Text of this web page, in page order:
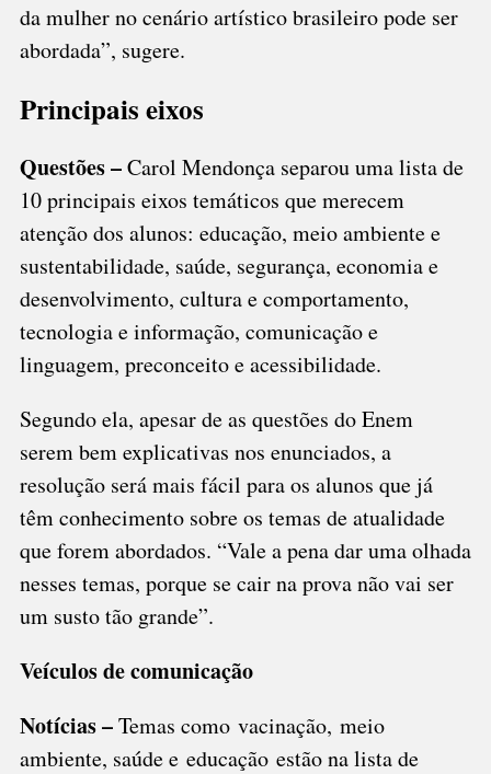
da mulher no cenário artístico brasileiro pode ser
abordada”, sugere.
Principais eixos
Questões –Carol Mendonça separou uma lista de
10 principais eixos temáticos que merecem
atenção dos alunos: educação, meio ambiente e
sustentabilidade, saúde, segurança, economia e
desenvolvimento, cultura e comportamento,
tecnologia e informação, comunicação e
linguagem, preconceito e acessibilidade.
Segundo ela, apesar de as questões do Enem
serem bem explicativas nos enunciados, a
resolução será mais fácil para os alunos que já
têm conhecimento sobre os temas de atualidade
que forem abordados. “Vale a pena dar uma olhada
nesses temas, porque se cair na prova não vai ser
um susto tão grande”.
Veículos de comunicação
Notícias –Temas como vacinação, meio
ambiente, saúde e educaçãoestão na lista de